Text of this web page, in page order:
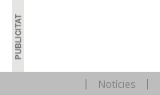
Notícies